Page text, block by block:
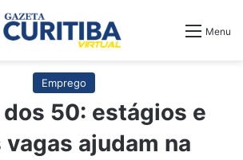
Menu
Emprego
50: estágios e
vagas ajudam na